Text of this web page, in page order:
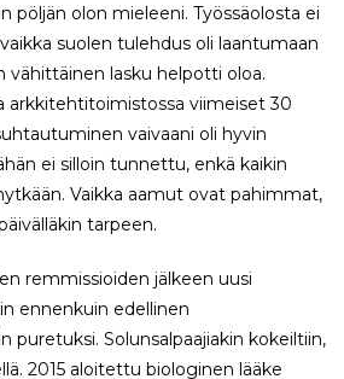
pöljän olon mieleeni. Työssäolosta ei
suolen tulehdus oli laantumaan
vähittäinen lasku helpotti oloa.
arkkitehtitoimistossa viimeiset 30
vaivaani oli hyvin
ei silloin tunnettu, enkä kaikin
Vaikka aamut ovat pahimmat,
tarpeen.
remmissioiden jälkeen uusi
ennenkuin edellinen
puretuksi. Solunsalpaajiakin kokeiltiin,
2015 aloitettu biologinen lääke